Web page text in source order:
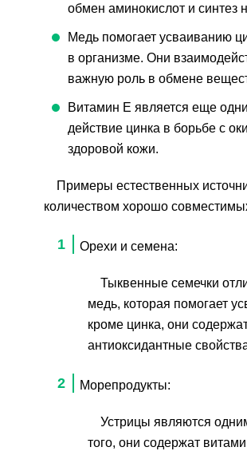
обмен аминокислот и синтез
Медь помогает усваиванию
в организме. Они
важную роль в обмене
Витамин Е является еще
действие цинка в борьбе с
здоровой кожи.
Примеры естественных
количеством хорошо
Орехи и семена:
Тыквенные семечки
медь, которая помогает
кроме цинка, они
антиоксидантные
Морепродукты:
Устрицы являются
того, они содержат